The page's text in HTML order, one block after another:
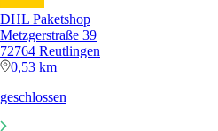
DHL Paketshop
Metzgerstraße 39
72764 Reutlingen
0,53 km
geschlossen